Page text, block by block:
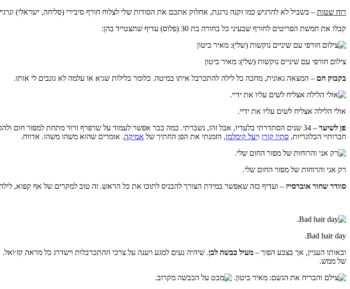
רוח שטות – בשביל לא להרגיש כמו זקנה נרגנת, אחלוק אתכם את הסודות שלי לצלוח חורף סיבירי (סליחה, ישראלי)
קבלו את חמשת הפריטים לחורף שבעיני כל בחורה בת 30 (פלוס) עדיף שתצטייד בהן:
צילום חורפי עם שיניים נוקשות (שלי): מאיר ביטון
בקבוק חם – המצאה גאונית, מחכה כל לילה להתכרבל איתו במיטה. כלומר בלילות שגיא או עלמה לא גונבים לי אותו.
אולי הלילה אצליח לשים עליו את ידיי.
פן לשיער
– 34 שנים הסתדרתי בלעדיו, אבל זהו, נשברתי. כמה כבר אפשר לעמוד על שרפרף ורוד מתחת למפזר
חברותיי הבלוגריות, סתיו קורן ויעל קימלמן, הזמנתי את הפן החתיך של אמיקה. אומרים שהוא משהו משהו. אדווח.
רק אני והרוחות של מפזר החום שלי.
סוודר שחור אוברסייז – ועדיף כזה שאפשר במידת הצורך להכניס לתוכו את כל הראש. זה טוב למקרים של אף קפוא,
Bad hair day.
ובאותו העניין, אך בצבע הפוך – מעיל כבשה לבן. שיהיה נעים למגע ויענה על צרכי ההתכרבלות וישדרג כל מראה
של ממש.